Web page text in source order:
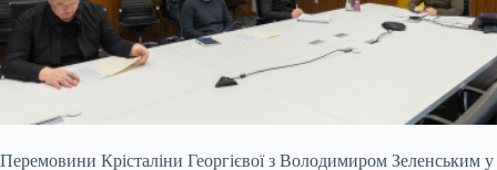
Перемовини Крісталіни Георгієвої з Володимиром Зеленським у